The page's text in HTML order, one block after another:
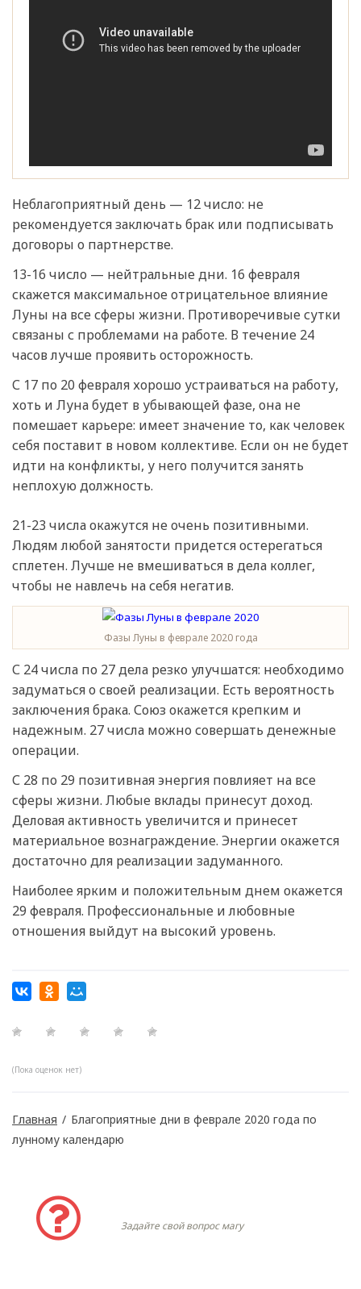
Неблагоприятный день — 12 число: не
рекомендуется заключать брак или подписывать
договоры о партнерстве.
13-16 число — нейтральные дни. 16 февраля
скажется максимальное отрицательное влияние
Луны на все сферы жизни. Противоречивые сутки
связаны с проблемами на работе. В течение 24
часов лучше проявить осторожность.
С 17 по 20 февраля хорошо устраиваться на работу,
хоть и Луна будет в убывающей фазе, она не
помешает карьере: имеет значение то, как человек
себя поставит в новом коллективе. Если он не будет
идти на конфликты, у него получится занять
неплохую должность.
21-23 числа окажутся не очень позитивными.
Людям любой занятости придется остерегаться
сплетен. Лучше не вмешиваться в дела коллег,
чтобы не навлечь на себя негатив.
Фазы Луны в феврале 2020 года
С 24 числа по 27 дела резко улучшатся: необходимо
задуматься о своей реализации. Есть вероятность
заключения брака. Союз окажется крепким и
надежным. 27 числа можно совершать денежные
операции.
С 28 по 29 позитивная энергия повлияет на все
сферы жизни. Любые вклады принесут доход.
Деловая активность увеличится и принесет
материальное вознаграждение. Энергии окажется
достаточно для реализации задуманного.
Наиболее ярким и положительным днем окажется
29 февраля. Профессиональные и любовные
отношения выйдут на высокий уровень.
(Пока оценок нет)
Главная / Благоприятные дни в феврале 2020 года по
лунному календарю
Задайте свой вопрос магу